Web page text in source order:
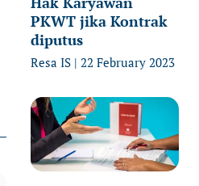
PKWT jika Kontrak
diputus
Resa IS 22 February 2023